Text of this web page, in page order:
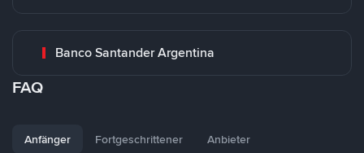
Banco Santander Argentina
FAQ
Anfänger Fortgeschrittener Anbieter